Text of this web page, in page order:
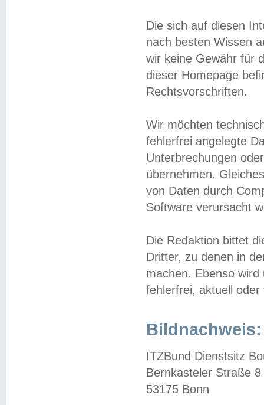
Die sich auf diesen
nach besten Wissen
wir keine Gewähr für
dieser Homepage
Rechtsvorschriften.
Wir möchten
fehlerfrei angelegte
Unterbrechungen
übernehmen.
von Daten durch
Software verursacht
Die Redaktion bittet
Dritter, zu denen in
machen. Ebenso
fehlerfrei, aktuell oder
Bildnachweis:
ITZBund Dienstsitz
Bernkasteler Straße 8
53175 Bonn